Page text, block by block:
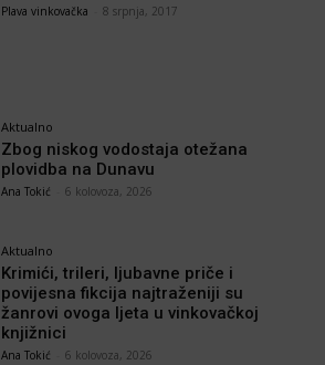
Plava vinkovačka 8 srpnja, 2017
Aktualno
Zbog niskog vodostaja otežana
plovidba na Dunavu
Ana Tokić 6 kolovoza, 2026
Aktualno
Krimići, trileri, ljubavne priče i
povijesna fikcija najtraženiji su
žanrovi ovoga ljeta u vinkovačkoj
knjižnici
Ana Tokić 6 kolovoza, 2026